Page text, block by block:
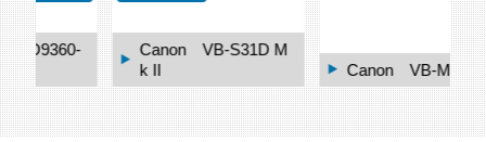
Canon VB-S31D M
Canon VB-M620D